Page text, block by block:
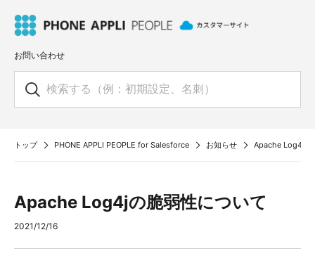
お問い合わせ
トップ PHONE APPLI PEOPLE for Salesforce お知らせ Apache Log4jの
Apache Log4jの脆弱性について
2021/12/16